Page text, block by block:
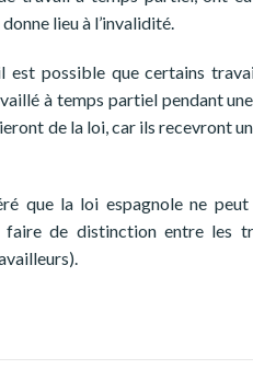
lieu à l’invalidité.
est possible que certains
à temps partiel pendant
de la loi, car ils recevront
que la loi espagnole ne
faire de distinction entre les